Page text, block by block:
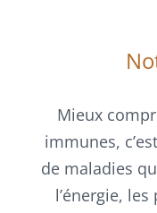
Mieux
immunes,
de maladies
l’énergie,